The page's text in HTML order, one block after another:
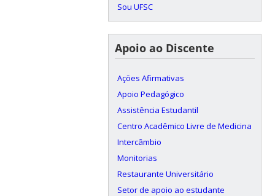
Sou UFSC
Apoio ao Discente
Ações Afirmativas
Apoio Pedagógico
Assistência Estudantil
Centro Acadêmico Livre de Medicina
Intercâmbio
Monitorias
Restaurante Universitário
Setor de apoio ao estudante